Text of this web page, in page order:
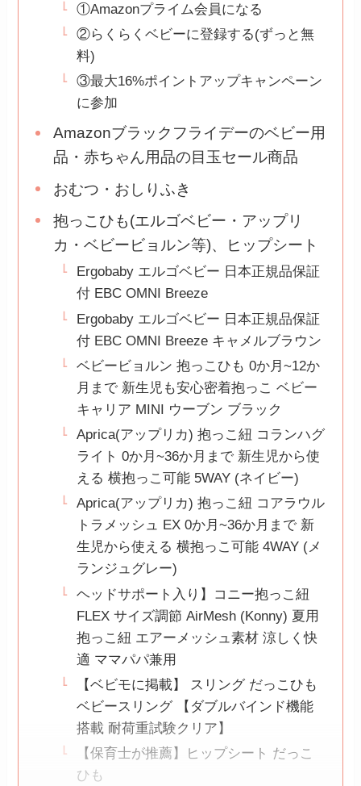
①Amazonプライム会員になる
②らくらくベビーに登録する(ずっと無
料)
③最大16%ポイントアップキャンペーン
に参加
Amazonブラックフライデーのベビー用
品・赤ちゃん用品の目玉セール商品
おむつ・おしりふき
抱っこひも(エルゴベビー・アップリ
カ・ベビービョルン等)、ヒップシート
Ergobaby エルゴベビー 日本正規品保証
付 EBC OMNI Breeze
Ergobaby エルゴベビー 日本正規品保証
付 EBC OMNI Breeze キャメルブラウン
ベビービョルン 抱っこひも 0か月~12か
月まで 新生児も安心密着抱っこ ベビー
キャリア MINI ウーブン ブラック
Aprica(アップリカ) 抱っこ紐 コランハグ
ライト 0か月~36か月まで 新生児から使
える 横抱っこ可能 5WAY (ネイビー)
Aprica(アップリカ) 抱っこ紐 コアラウル
トラメッシュ EX 0か月~36か月まで 新
生児から使える 横抱っこ可能 4WAY (メ
ランジュグレー)
ヘッドサポート入り】コニー抱っこ紐
FLEX サイズ調節 AirMesh (Konny) 夏用
抱っこ紐 エアーメッシュ素材 涼しく快
適 ママパパ兼用
【ベビモに掲載】 スリング だっこひも
ベビースリング 【ダブルバインド機能
搭載 耐荷重試験クリア】
【保育士が推薦】ヒップシート だっこ
ひも